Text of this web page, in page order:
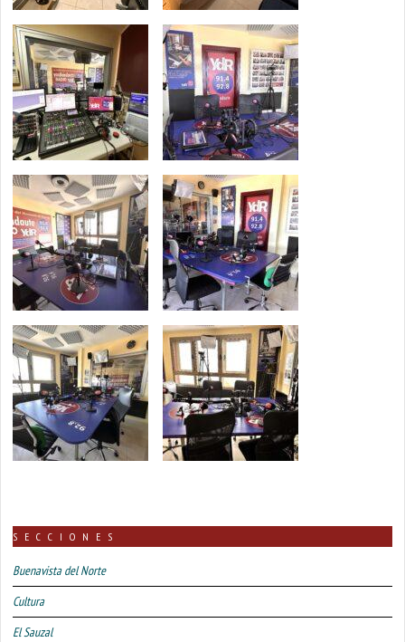
SECCIONES
Buenavista del Norte
Cultura
El Sauzal